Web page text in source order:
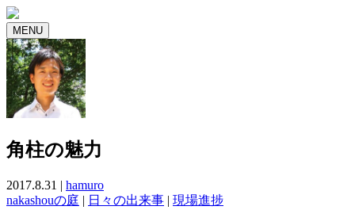
MENU
角柱の魅力
2017.8.31 | hamuro
nakashouの庭 | 日々の出来事 | 現場進捗